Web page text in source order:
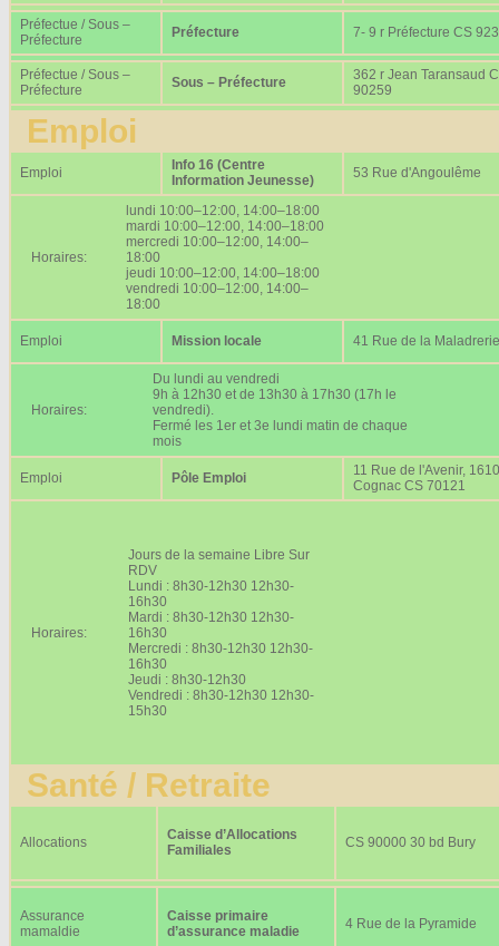
Préfectue / Sous –
Préfecture
Préfecture 7- 9 r Préfecture CS
Préfectue / Sous –
Préfecture
Sous – Préfecture
362 r Jean Taransaud
90259
Emploi
Emploi
Info 16 (Centre
Information Jeunesse)
53 Rue d'Angoulême
Horaires:
lundi 10:00–12:00, 14:00–18:00
mardi 10:00–12:00, 14:00–18:00
mercredi 10:00–12:00, 14:00–
18:00
jeudi 10:00–12:00, 14:00–18:00
vendredi 10:00–12:00, 14:00–
18:00
Emploi Mission locale 41 Rue de la Maladrerie
Horaires:
Du lundi au vendredi
9h à 12h30 et de 13h30 à 17h30 (17h le
vendredi).
Fermé les 1er et 3e lundi matin de chaque
mois
Emploi Pôle Emploi
11 Rue de l'Avenir,
Cognac CS 70121
Horaires:
Jours de la semaine Libre Sur
RDV
Lundi : 8h30-12h30 12h30-
16h30
Mardi : 8h30-12h30 12h30-
16h30
Mercredi : 8h30-12h30 12h30-
16h30
Jeudi : 8h30-12h30
Vendredi : 8h30-12h30 12h30-
15h30
Santé / Retraite
Allocations
Caisse d’Allocations
Familiales
CS 90000 30 bd Bury
Assurance
mamaldie
Caisse primaire
d’assurance maladie
4 Rue de la Pyramide